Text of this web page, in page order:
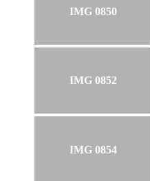
IMG 0850
IMG 0852
IMG 0854